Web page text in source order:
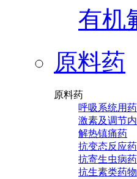
有机
原料药
原料药
呼吸系统用药
激素及调节
解热镇痛药
抗变态反应药
抗寄生虫病药
抗生素类药物